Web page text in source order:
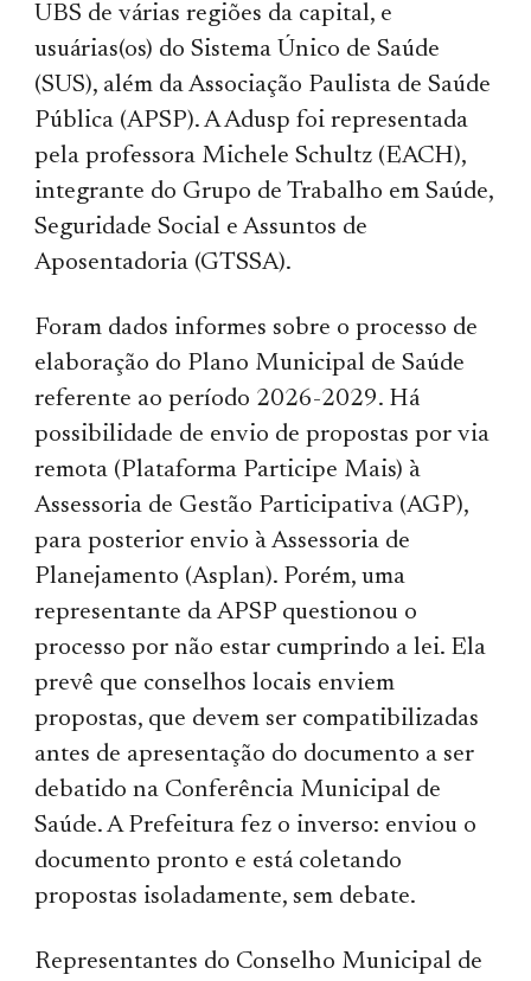
UBS de várias regiões da capital, e
usuárias(os) do Sistema Único de Saúde
(SUS), além da Associação Paulista de Saúde
Pública (APSP). A Adusp foi representada
pela professora Michele Schultz (EACH),
integrante do Grupo de Trabalho em Saúde,
Seguridade Social e Assuntos de
Aposentadoria (GTSSA).
Foram dados informes sobre o processo de
elaboração do Plano Municipal de Saúde
referente ao período 2026-2029. Há
possibilidade de envio de propostas por via
remota (Plataforma Participe Mais) à
Assessoria de Gestão Participativa (AGP),
para posterior envio à Assessoria de
Planejamento (Asplan). Porém, uma
representante da APSP questionou o
processo por não estar cumprindo a lei. Ela
prevê que conselhos locais enviem
propostas, que devem ser compatibilizadas
antes de apresentação do documento a ser
debatido na Conferência Municipal de
Saúde. A Prefeitura fez o inverso: enviou o
documento pronto e está coletando
propostas isoladamente, sem debate.
Representantes do Conselho Municipal de